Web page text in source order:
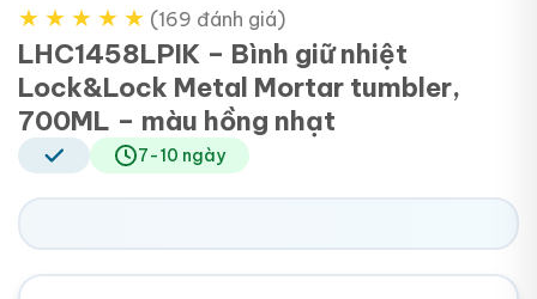
★ ★ ★ ★ ★ (169 đánh giá)
LHC1458LPIK – Bình giữ nhiệt
Lock&Lock Metal Mortar tumbler,
700ML – màu hồng nhạt
7-10 ngày